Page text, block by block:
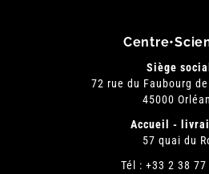
Siège social
72 rue du Faubourg
45000
Accueil -
57 quai du
Tél : +33 2 38 77